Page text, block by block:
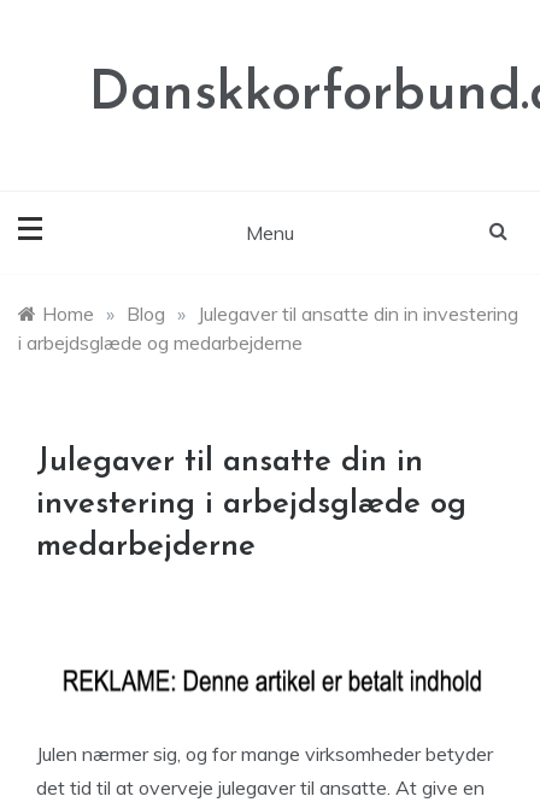
Menu
Home » Blog » Julegaver til ansatte din in investering
i arbejdsglæde og medarbejderne
Julegaver til ansatte din in
investering i arbejdsglæde og
medarbejderne
Julen nærmer sig, og for mange virksomheder betyder
det tid til at overveje julegaver til ansatte. At give en